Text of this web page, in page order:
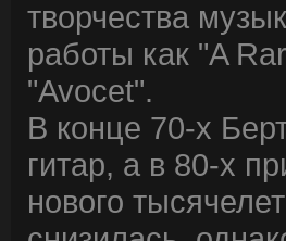
творчества
работы как "A
"Avocet".
В конце 70-х
гитар, а в 80-х
нового